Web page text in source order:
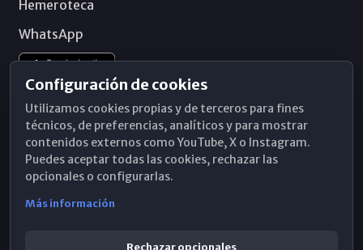
Hemeroteca
WhatsApp
Configuración de cookies
Utilizamos cookies propias y de terceros para fines
técnicos, de preferencias, analíticos y para mostrar
contenidos externos como YouTube, X o Instagram.
Puedes aceptar todas las cookies, rechazar las
opcionales o configurarlas.
Más información
Rechazar opcionales